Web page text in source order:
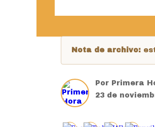
Nota de archivo:
Por Primera
23 de